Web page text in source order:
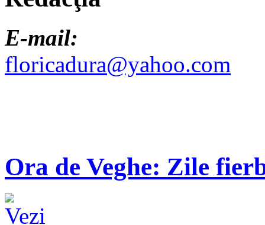
E-mail:
floricadura@yahoo.com
Ora de Veghe: Zile